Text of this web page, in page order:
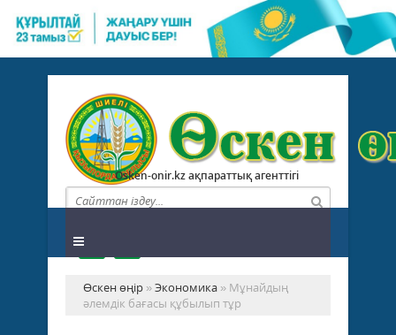
Osken-onir.kz ақпараттық агенттігі
Өскен өңір »Экономика » Мұнайдың
әлемдік бағасы құбылып тұр